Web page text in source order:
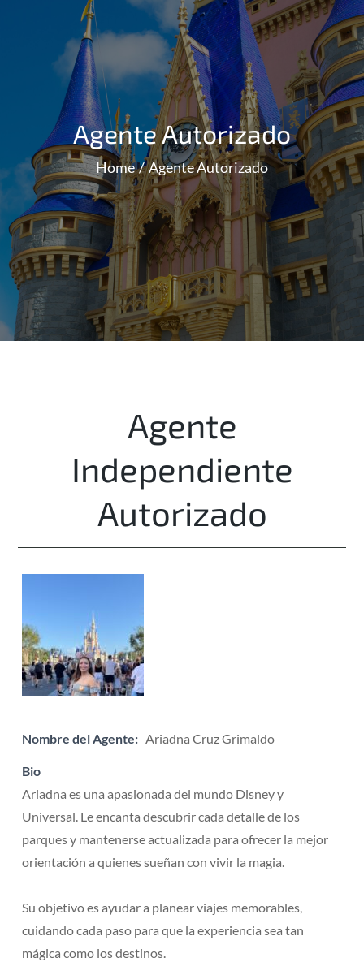
Agente Autorizado
Home Agente Autorizado
Agente
Independiente
Autorizado
Nombre del Agente: Ariadna Cruz Grimaldo
Bio
Ariadna es una apasionada del mundo Disney y
Universal. Le encanta descubrir cada detalle de los
parques y mantenerse actualizada para ofrecer la mejor
orientación a quienes sueñan con vivir la magia.
Su objetivo es ayudar a planear viajes memorables,
cuidando cada paso para que la experiencia sea tan
mágica como los destinos.